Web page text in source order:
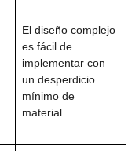
El diseño complejo
es fácil de
implementar con
un desperdicio
mínimo de
material.